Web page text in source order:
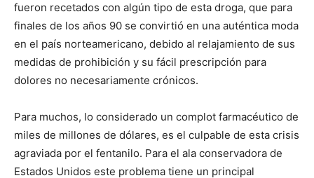
fueron recetados con algún tipo de esta droga, que para
finales de los años 90 se convirtió en una auténtica moda
en el país norteamericano, debido al relajamiento de sus
medidas de prohibición y su fácil prescripción para
dolores no necesariamente crónicos.
Para muchos, lo considerado un complot farmacéutico de
miles de millones de dólares, es el culpable de esta crisis
agraviada por el fentanilo. Para el ala conservadora de
Estados Unidos este problema tiene un principal